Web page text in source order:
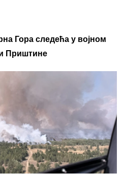
Гора следећа у војном
Приштине